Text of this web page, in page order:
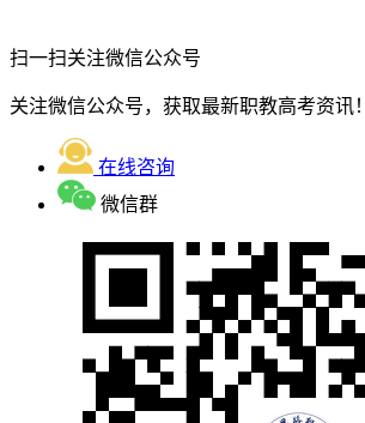
扫一扫关注微信公众号
关注微信公众号，获取最新职教高考资讯！
在线咨询
微信群